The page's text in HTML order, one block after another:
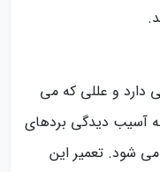
دارد و عللی که می
آسیب دیدگی بردهای
شود. تعمیر این